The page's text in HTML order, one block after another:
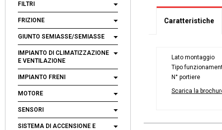
FILTRI
FRIZIONE
GIUNTO SEMIASSE/SEMIASSE
IMPIANTO DI CLIMATIZZAZIONE
E VENTILAZIONE
IMPIANTO FRENI
MOTORE
SENSORI
SISTEMA DI ACCENSIONE E
Caratteristiche
Lato montaggio
Tipo
N° portiere
Scarica la